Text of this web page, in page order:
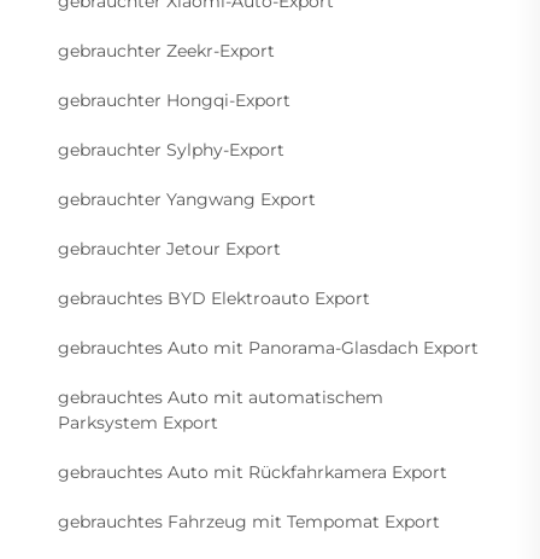
gebrauchter Zeekr-Export
gebrauchter Hongqi-Export
gebrauchter Sylphy-Export
gebrauchter Yangwang Export
gebrauchter Jetour Export
gebrauchtes BYD Elektroauto Export
gebrauchtes Auto mit Panorama-Glasdach Export
gebrauchtes Auto mit automatischem
Parksystem Export
gebrauchtes Auto mit Rückfahrkamera Export
gebrauchtes Fahrzeug mit Tempomat Export